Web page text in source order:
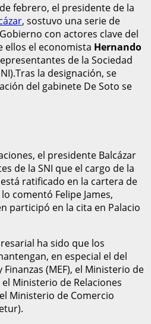
febrero, el presidente de la
, sostuvo una serie de
con actores clave del
el economista Hernando
de la Sociedad
la designación, se
del gabinete De Soto se
el presidente Balcázar
de la SNI que el cargo de la
ratificado en la cartera de
comentó Felipe James,
participó en la cita en Palacio
ha sido que los
en especial el del
(MEF), el Ministerio de
Ministerio de Relaciones
Ministerio de Comercio